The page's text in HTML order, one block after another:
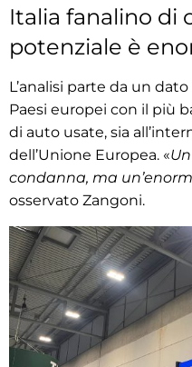
Italia fanalino di
potenziale è
L’analisi parte da un
Paesi europei con il più
di auto usate, sia
dell’Unione Europea. «
condanna, ma
osservato Zangoni.